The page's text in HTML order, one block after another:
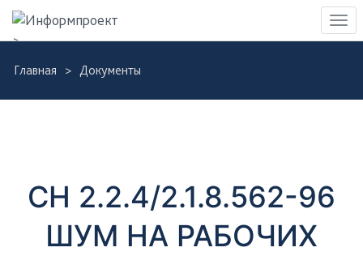
main
Навигация
>
Главная Документы
Д
СН 2.2.4/2.1.8.562-96
ШУМ НА РАБОЧИХ